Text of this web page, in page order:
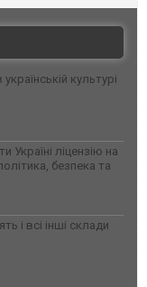
культурі
Україні ліцензію на
безпека та
і всі інші склади